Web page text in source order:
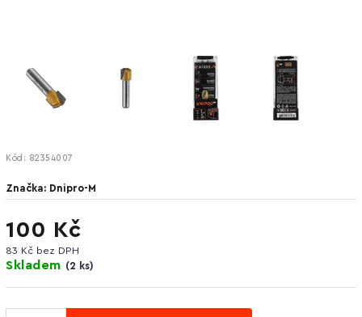
Kód: 82354007
Značka: Dnipro-M
100 Kč
83 Kč bez DPH
Skladem (2 ks)